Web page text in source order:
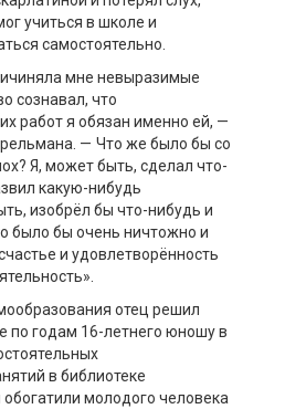
учиться в школе и
самостоятельно.
мне невыразимые
сознавал, что
работ я обязан именно ей, —
— Что же было бы со
Я, может быть, сделал что-
какую-нибудь
изобрёл бы что-нибудь и
было бы очень ничтожно и
и удовлетворённость
отец решил
по годам 16-летнего юношу в
в библиотеке
молодого человека